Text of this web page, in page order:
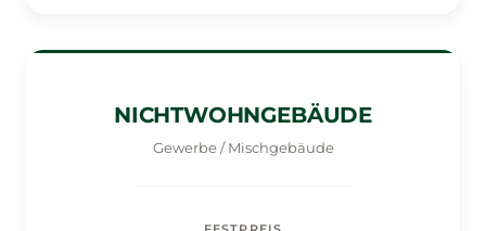
NICHTWOHNGEBÄUDE
Gewerbe / Mischgebäude